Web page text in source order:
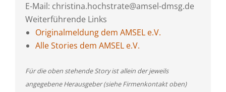
E-Mail: christina.hochstrate@amsel-dmsg.de
Weiterführende Links
Originalmeldung dem AMSEL e.V.
Alle Stories dem AMSEL e.V.
Für die oben stehende Story ist allein der jeweils
angegebene Herausgeber (siehe Firmenkontakt oben)